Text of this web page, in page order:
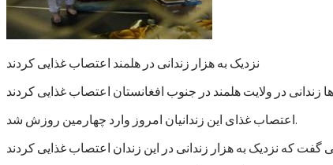
نزدیک به هزار زندانی در هلمند اعتصاب غذایی کردند
اعتصاب غذای این زندانیان امروز وارد چهارمین روزش شد.